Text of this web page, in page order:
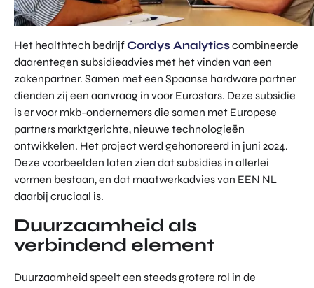
Het healthtech bedrijfCordys Analyticscombineerde
daarentegen subsidieadvies met het vinden van een
zakenpartner. Samen met een Spaanse hardware partner
dienden zij een aanvraag in voor Eurostars. Deze subsidie
is er voor mkb-ondernemers die samen met Europese
partners marktgerichte, nieuwe technologieën
ontwikkelen. Het project werd gehonoreerd in juni 2024.
Deze voorbeelden laten zien dat subsidies in allerlei
vormen bestaan, en dat maatwerkadvies van EEN NL
daarbij cruciaal is.
Duurzaamheid als
verbindend element
Duurzaamheid speelt een steeds grotere rol in de